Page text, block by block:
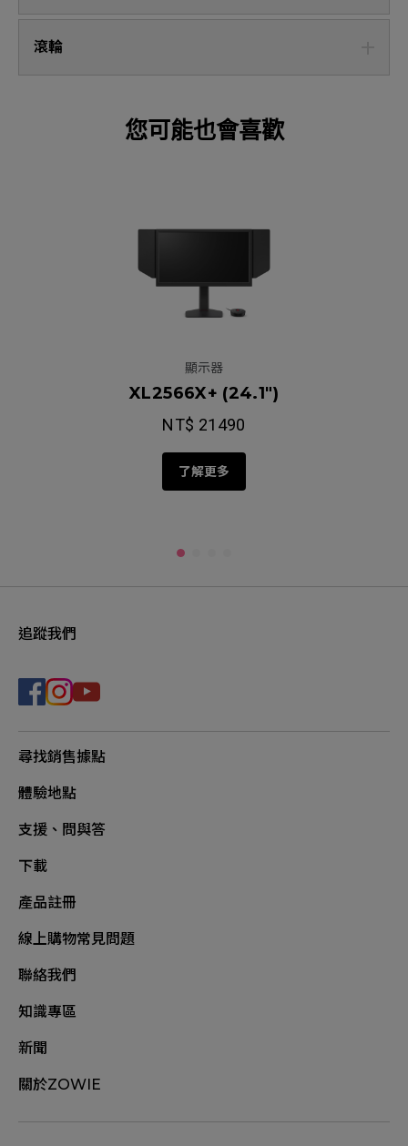
滾輪
您可能也會喜歡
顯示器
XL2566X+ (24.1")
NT$ 21490
了解更多
追蹤我們
尋找銷售據點
體驗地點
支援、問與答
下載
產品註冊
線上購物常見問題
聯絡我們
知識專區
新聞
關於ZOWIE